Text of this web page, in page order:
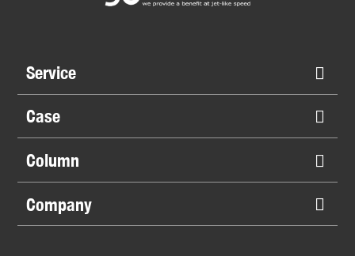
Service
Case
Column
Company